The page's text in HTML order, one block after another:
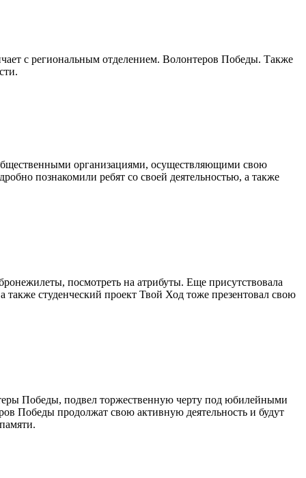
с региональным отделением. Волонтеров Победы. Также
организациями, осуществляющими свою
познакомили ребят со своей деятельностью, а также
посмотреть на атрибуты. Еще присутствовала
студенческий проект Твой Ход тоже презентовал свою
Победы, подвел торжественную черту под юбилейными
Победы продолжат свою активную деятельность и будут